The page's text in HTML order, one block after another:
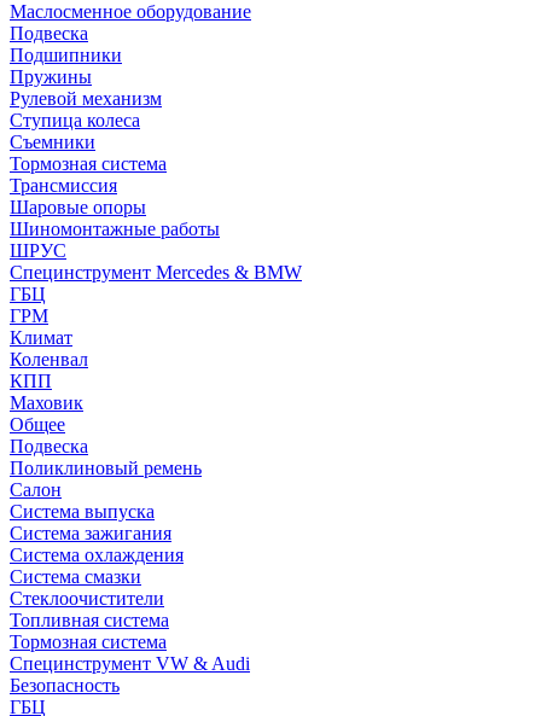
Маслосменное оборудование
Подвеска
Подшипники
Пружины
Рулевой механизм
Ступица колеса
Съемники
Тормозная система
Трансмиссия
Шаровые опоры
Шиномонтажные работы
ШРУС
Специнструмент Mercedes & BMW
ГБЦ
ГРМ
Климат
Коленвал
КПП
Маховик
Общее
Подвеска
Поликлиновый ремень
Салон
Система выпуска
Система зажигания
Система охлаждения
Система смазки
Стеклоочистители
Топливная система
Тормозная система
Специнструмент VW & Audi
Безопасность
ГБЦ